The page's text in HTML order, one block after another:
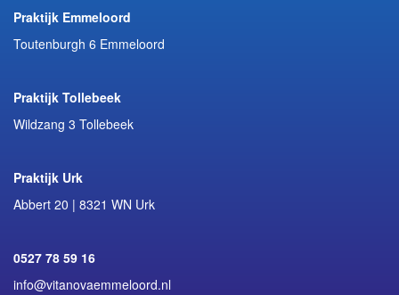
Praktijk Emmeloord
Toutenburgh 6 Emmeloord
Praktijk Tollebeek
Wildzang 3 Tollebeek
Praktijk Urk
Abbert 20 | 8321 WN Urk
0527 78 59 16
info@vitanovaemmeloord.nl